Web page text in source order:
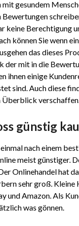
gesundem
Bewertungen
keine Berechtigung
können Sie wenn
das dieses
der mit in die
ihnen einige
sind. Auch diese
Überblick
günstig
nach einem
meist günstiger.
Onlinehandel hat
sehr groß. Kleine
und Amazon. Als
was gönnen.